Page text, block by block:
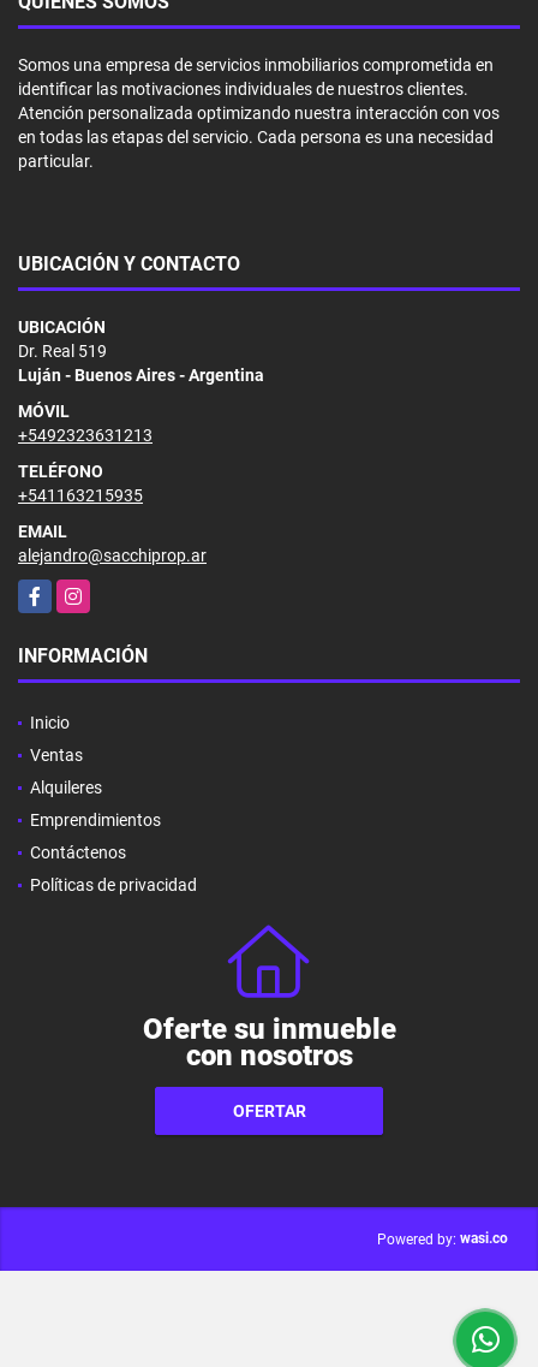
Somos una empresa de servicios inmobiliarios comprometida en
identificar las motivaciones individuales de nuestros clientes.
Atención personalizada optimizando nuestra interacción con vos
en todas las etapas del servicio. Cada persona es una necesidad
particular.
UBICACIÓN Y CONTACTO
UBICACIÓN
Dr. Real 519
Luján - Buenos Aires - Argentina
MÓVIL
+5492323631213
TELÉFONO
+541163215935
EMAIL
alejandro@sacchiprop.ar
FacebookInstagram
INFORMACIÓN
Inicio
Ventas
Alquileres
Emprendimientos
Contáctenos
Políticas de privacidad
Oferte su inmueble
con nosotros
OFERTAR
Powered by: wasi.co